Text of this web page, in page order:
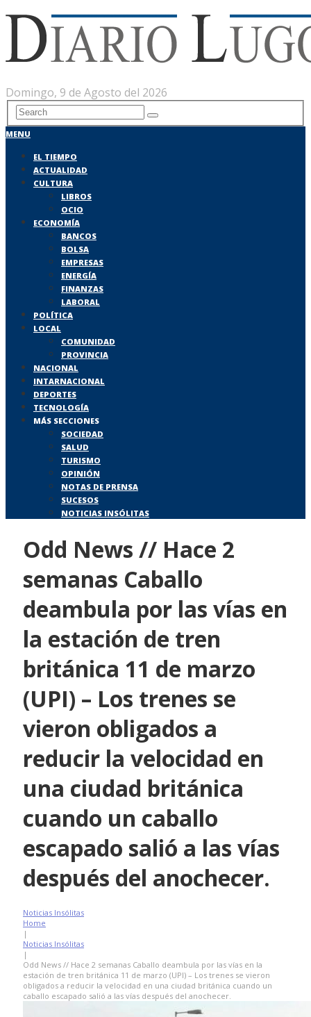
Domingo, 9 de Agosto del 2026
MENU
EL TIEMPO
ACTUALIDAD
CULTURA
LIBROS
OCIO
ECONOMÍA
BANCOS
BOLSA
EMPRESAS
ENERGÍA
FINANZAS
LABORAL
POLÍTICA
LOCAL
COMUNIDAD
PROVINCIA
NACIONAL
INTARNACIONAL
DEPORTES
TECNOLOGÍA
MÁS SECCIONES
SOCIEDAD
SALUD
TURISMO
OPINIÓN
NOTAS DE PRENSA
SUCESOS
NOTICIAS INSÓLITAS
Odd News // Hace 2
semanas Caballo
deambula por las vías en
la estación de tren
británica 11 de marzo
(UPI) – Los trenes se
vieron obligados a
reducir la velocidad en
una ciudad británica
cuando un caballo
escapado salió a las vías
después del anochecer.
Noticias Insólitas
Home
|
Noticias Insólitas
|
Odd News // Hace 2 semanas Caballo deambula por las vías en la
estación de tren británica 11 de marzo (UPI) – Los trenes se vieron
obligados a reducir la velocidad en una ciudad británica cuando un
caballo escapado salió a las vías después del anochecer.